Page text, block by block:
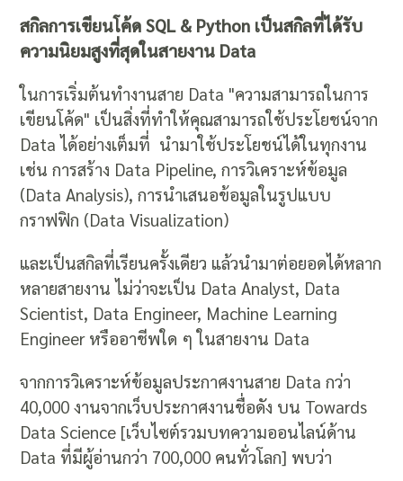
สกิลการเขียนโค้ด SQL & Python เป็นสกิลที่ได้รับ
ความนิยมสูงที่สุดในสายงาน Data
ในการเริ่มต้นทำงานสาย Data "ความสามารถในการ
เขียนโค้ด" เป็นสิ่งที่ทำให้คุณสามารถใช้ประโยชน์จาก
Data ได้อย่างเต็มที่ นำมาใช้ประโยชน์ได้ในทุกงาน
เช่น การสร้าง Data Pipeline, การวิเคราะห์ข้อมูล
(Data Analysis), การนำเสนอข้อมูลในรูปแบบ
กราฟฟิก (Data Visualization)
และเป็นสกิลที่เรียนครั้งเดียว แล้วนำมาต่อยอดได้หลาก
หลายสายงาน ไม่ว่าจะเป็น Data Analyst, Data
Scientist, Data Engineer, Machine Learning
Engineer หรืออาชีพใด ๆ ในสายงาน Data
จากการวิเคราะห์ข้อมูลประกาศงานสาย Data กว่า
40,000 งานจากเว็บประกาศงานชื่อดัง บน Towards
Data Science [เว็บไซต์รวมบทความออนไลน์ด้าน
Data ที่มีผู้อ่านกว่า 700,000 คนทั่วโลก] พบว่า